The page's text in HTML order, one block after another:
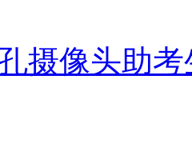
经过了一个短暂
恶感。要是这样
】
摄像头助